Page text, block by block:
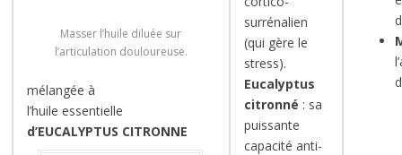
Masser l’huile diluée sur
l’articulation douloureuse.
mélangée à
l’huile essentielle
d’EUCALYPTUS CITRONNE
surrénalien
(qui gère le
stress).
Eucalyptus
citronné : sa
puissante
capacité anti-